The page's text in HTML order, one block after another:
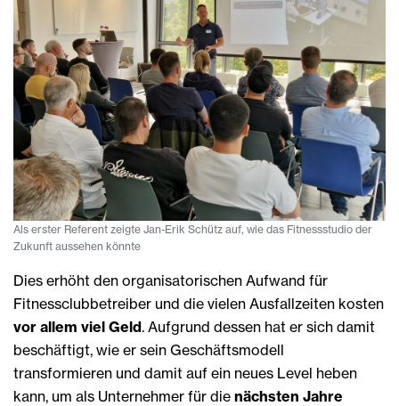
Als erster Referent zeigte Jan-Erik Schütz auf, wie das Fitnessstudio der
Zukunft aussehen könnte
Dies erhöht den organisatorischen Aufwand für
Fitnessclubbetreiber und die vielen Ausfallzeiten kosten
vor allem viel Geld. Aufgrund dessen hat er sich damit
beschäftigt, wie er sein Geschäftsmodell
transformieren und damit auf ein neues Level heben
kann, um als Unternehmer für die nächsten Jahre